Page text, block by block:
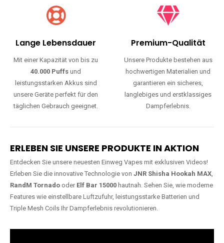
Lange Lebensdauer
Mit einer Kapazität von bis zu
40.000 Puffs und
leistungsstarken Akkus sind
unsere Geräte perfekt für den
täglichen Gebrauch geeignet.
Premium-Qualität
Unsere Produkte bestehen aus
hochwertigen Materialien und
garantieren ein sicheres,
langlebiges und erstklassiges
Dampferlebnis.
ERLEBEN SIE UNSERE PRODUKTE IN AKTION
Entdecken Sie unsere neuesten Einweg Vapes mit exklusiven Videos!
Erleben Sie die innovative Technologie von JNR Shisha Hookah MAX,
RandM Tornado oder Elf Bar 15000 hautnah. Sehen Sie, wie moderne
Features wie einstellbare Luftzufuhr, leistungsstarke Batterien und
Triple Mesh Coils Ihr Dampferlebnis revolutionieren.